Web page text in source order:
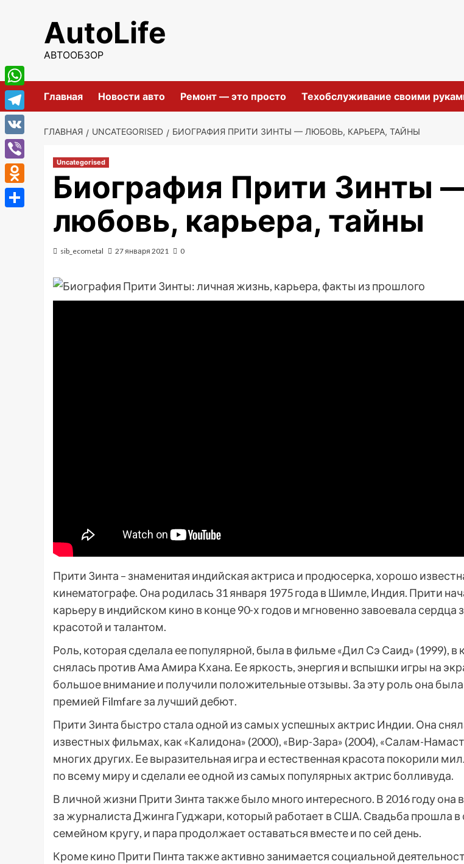
содержимомуAutoLife
АВТООБЗОР
Главная Новости авто Ремонт — это просто Техобслуживание своими
ГЛАВНАЯ UNCATEGORISED БИОГРАФИЯ ПРИТИ ЗИНТЫ — ЛЮБОВЬ, КАРЬЕРА, ТАЙНЫ
Uncategorised
Биография Прити Зинты
любовь, карьера, тайны
sib_ecometal 27 января 2021 0
Прити Зинта – знаменитая индийская актриса и продюсерка, хорошо
кинематографе. Она родилась 31 января 1975 года в Шимле, Индия. Прити
карьеру в индийском кино в конце 90-х годов и мгновенно завоевала сердца
красотой и талантом.
Роль, которая сделала ее популярной, была в фильме «Дил Сэ Саид» (1999), в
снялась против Ама Амира Кхана. Ее яркость, энергия и вспышки игры на
большое внимание и получили положительные отзывы. За эту роль она
премией Filmfare за лучший дебют.
Прити Зинта быстро стала одной из самых успешных актрис Индии. Она
известных фильмах, как «Калидона» (2000), «Вир-Зара» (2004), «Салам-
многих других. Ее выразительная игра и естественная красота покорили
по всему миру и сделали ее одной из самых популярных актрис болливуда.
В личной жизни Прити Зинта также было много интересного. В 2016 году
за журналиста Джинга Гуджари, который работает в США. Свадьба прошла в
семейном кругу, и пара продолжает оставаться вместе и по сей день.
Кроме кино Прити Пинта также активно занимается социальной
WhatsApp
Telegram
VK
Viber
Odnoklassniki